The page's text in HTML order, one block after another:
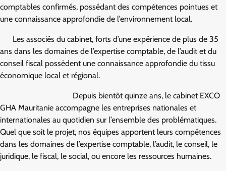
comptables confirmés, possédant des compétences pointues et
une connaissance approfondie de l’environnement local.
Les associés du cabinet, forts d’une expérience de plus de 35
ans dans les domaines de l’expertise comptable, de l’audit et du
conseil fiscal possèdent une connaissance approfondie du tissu
économique local et régional.
Depuis bientôt quinze ans, le cabinet EXCO
GHA Mauritanie accompagne les entreprises nationales et
internationales au quotidien sur l’ensemble des problématiques.
Quel que soit le projet, nos équipes apportent leurs compétences
dans les domaines de l’expertise comptable, l’audit, le conseil, le
juridique, le fiscal, le social, ou encore les ressources humaines.